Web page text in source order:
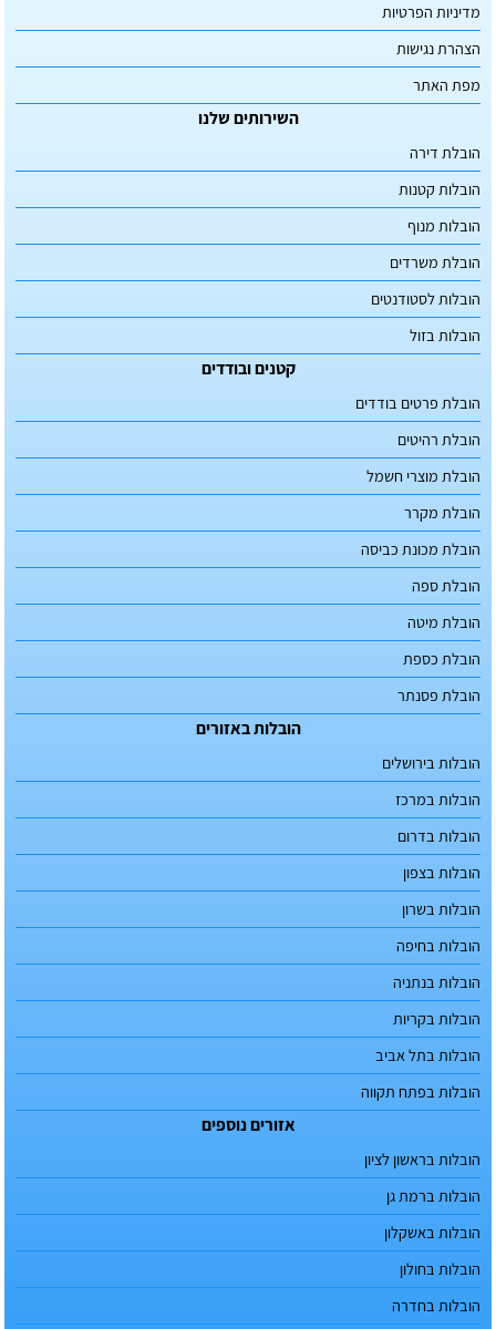
מדיניות הפרטיות
הצהרת נגישות
מפת האתר
השירותים שלנו
הובלת דירה
הובלות קטנות
הובלות מנוף
הובלת משרדים
הובלות לסטודנטים
הובלות בזול
קטנים ובודדים
הובלת פרטים בודדים
הובלת רהיטים
הובלת מוצרי חשמל
הובלת מקרר
הובלת מכונת כביסה
הובלת ספה
הובלת מיטה
הובלת כספת
הובלת פסנתר
הובלות באזורים
הובלות בירושלים
הובלות במרכז
הובלות בדרום
הובלות בצפון
הובלות בשרון
הובלות בחיפה
הובלות בנתניה
הובלות בקריות
הובלות בתל אביב
הובלות בפתח תקווה
אזורים נוספים
הובלות בראשון לציון
הובלות ברמת גן
הובלות באשקלון
הובלות בחולון
הובלות בחדרה